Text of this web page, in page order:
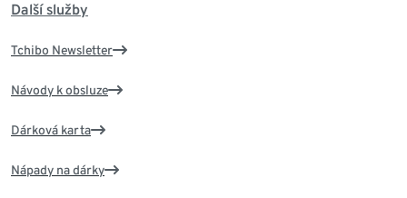
Další služby
Tchibo Newsletter
Návody k obsluze
Dárková karta
Nápady na dárky